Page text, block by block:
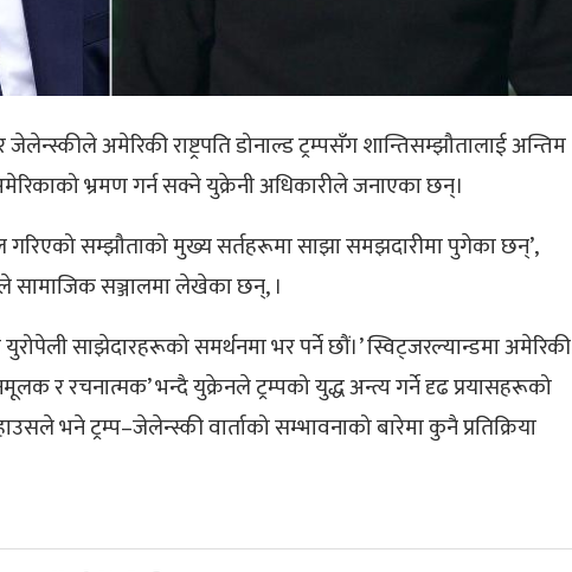
जेलेन्स्कीले अमेरिकी राष्ट्रपति डोनाल्ड ट्रम्पसँग शान्तिसम्झौतालाई अन्तिम
भ्रमण गर्न सक्ने युक्रेनी अधिकारीले जनाएका छन्।
गरिएको सम्झौताको मुख्य सर्तहरूमा साझा समझदारीमा पुगेका छन्’,
सामाजिक सञ्जालमा लेखेका छन्, ।
साझेदारहरूको समर्थनमा भर पर्ने छौं।’ स्विट्जरल्यान्डमा अमेरिकी
र रचनात्मक’ भन्दै युक्रेनले ट्रम्पको युद्ध अन्त्य गर्ने दृढ प्रयासहरूको
भने ट्रम्प–जेलेन्स्की वार्ताको सम्भावनाको बारेमा कुनै प्रतिक्रिया